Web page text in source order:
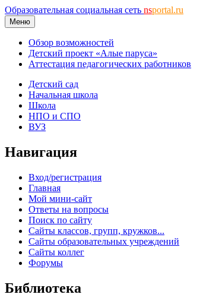
Образовательная социальная сеть nsportal.ru
Меню
Обзор возможностей
Детский проект «Алые паруса»
Аттестация педагогических работников
Детский сад
Начальная школа
Школа
НПО и СПО
ВУЗ
Навигация
Вход/регистрация
Главная
Мой мини-сайт
Ответы на вопросы
Поиск по сайту
Сайты классов, групп, кружков...
Сайты образовательных учреждений
Сайты коллег
Форумы
Библиотека